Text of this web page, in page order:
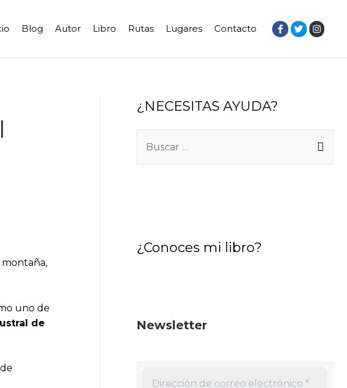
Blog Autor Libro Rutas Lugares Contacto
uno de
de
¿NECESITAS AYUDA?
¿Conoces mi libro?
Newsletter